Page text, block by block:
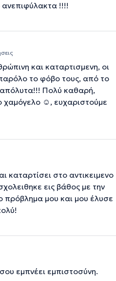
ανεπιφύλακτα !!!!
και καταρτισμενη, οι
το φόβο τους, από το
Πολύ καθαρή,
χαμόγελο ☺, ευχαριστούμε
καταρτίσει στο αντικειμενο
εις βάθος με την
πρόβλημα μου και μου έλυσε
εμπνέει εμπιστοσύνη.